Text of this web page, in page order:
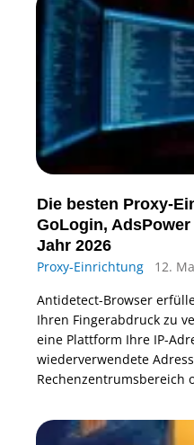
Die besten Proxy-
GoLogin,
Jahr 2026
Proxy-Einrichtung 12.
Antidetect-Browser
Ihren Fingerabdruck zu
eine Plattform Ihre IP-
wiederverwendete
Rechenzentrumsbereich